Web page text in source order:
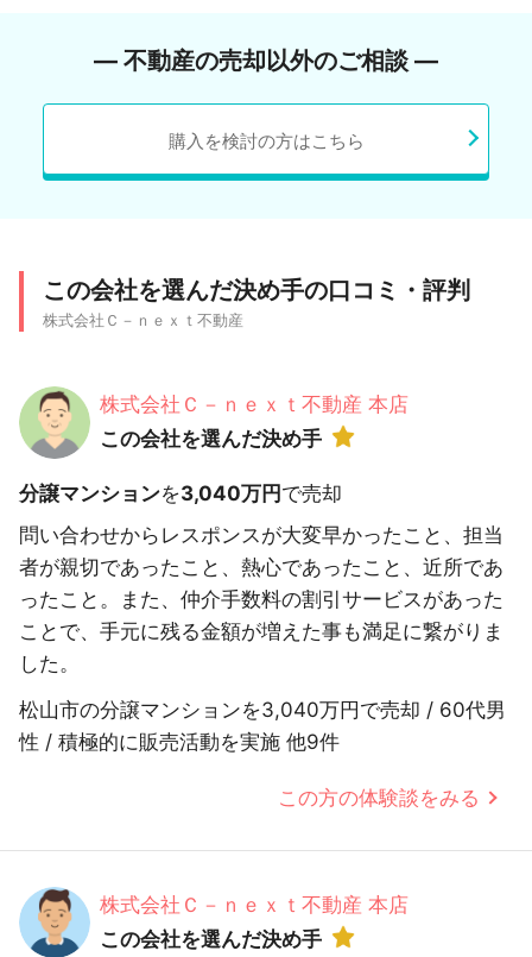
― 不動産の売却以外のご相談 ―
購入を検討の方はこちら
この会社を選んだ決め手の口コミ・評判
株式会社Ｃ－ｎｅｘｔ不動産
株式会社Ｃ－ｎｅｘｔ不動産 本店
この会社を選んだ決め手
分譲マンションを3,040万円で売却
問い合わせからレスポンスが大変早かったこと、担当
者が親切であったこと、熱心であったこと、近所であ
ったこと。また、仲介手数料の割引サービスがあった
ことで、手元に残る金額が増えた事も満足に繋がりま
した。
松山市の分譲マンションを3,040万円で売却 / 60代男
性 / 積極的に販売活動を実施 他9件
この方の体験談をみる
株式会社Ｃ－ｎｅｘｔ不動産 本店
この会社を選んだ決め手